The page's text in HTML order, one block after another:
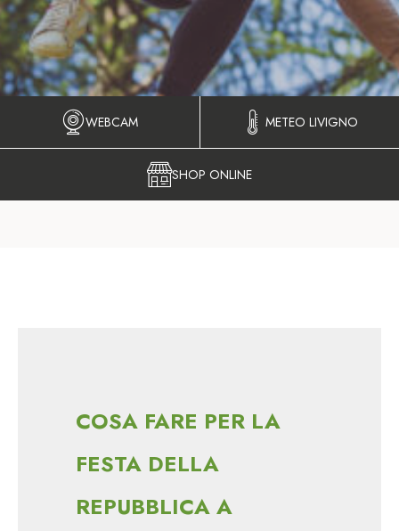
WEBCAM METEO LIVIGNO
SHOP ONLINE
COSA FARE PER LA
FESTA DELLA
REPUBBLICA A